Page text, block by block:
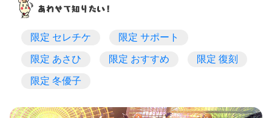
限定 セレチケ 限定 サポート
限定 あさひ 限定 おすすめ 限定 復刻
限定 冬優子